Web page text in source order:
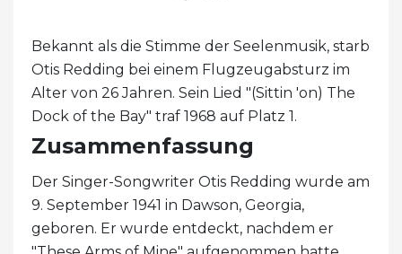
Bekannt als die Stimme der Seelenmusik, starb
Otis Redding bei einem Flugzeugabsturz im
Alter von 26 Jahren. Sein Lied "(Sittin 'on) The
Dock of the Bay" traf 1968 auf Platz 1.
Zusammenfassung
Der Singer-Songwriter Otis Redding wurde am
9. September 1941 in Dawson, Georgia,
geboren. Er wurde entdeckt, nachdem er